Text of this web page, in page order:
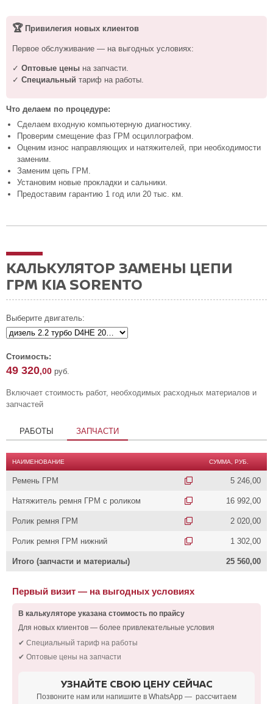
🏆Привилегия новых клиентов
Первое обслуживание — на выгодных условиях:
✓ Оптовые цены на запчасти.
✓ Специальный тариф на работы.
Что делаем по процедуре:
Сделаем входную компьютерную диагностику.
Проверим смещение фаз ГРМ осциллографом.
Оценим износ направляющих и натяжителей, при необходимости
заменим.
Заменим цепь ГРМ.
Установим новые прокладки и сальники.
Предоставим гарантию 1 год или 20 тыс. км.
КАЛЬКУЛЯТОР ЗАМЕНЫ ЦЕПИ
ГРМ KIA SORENTO
Выберите двигатель:
Стоимость:
49 320,00 руб.
Включает стоимость работ, необходимых расходных материалов и
запчастей
РАБОТЫ ЗАПЧАСТИ
НАИМЕНОВАНИЕ СУММА, РУБ.
Ремень ГРМ 5 246,00
Натяжитель ремня ГРМ с роликом 16 992,00
Ролик ремня ГРМ 2 020,00
Ролик ремня ГРМ нижний 1 302,00
Итого (запчасти и материалы) 25 560,00
Первый визит — на выгодных условиях
В калькуляторе указана стоимость по прайсу
Для новых клиентов — более привлекательные условия
✔ Специальный тариф на работы
✔ Оптовые цены на запчасти
УЗНАЙТЕ СВОЮ ЦЕНУ СЕЙЧАС
Позвоните нам или напишите в WhatsApp — рассчитаем